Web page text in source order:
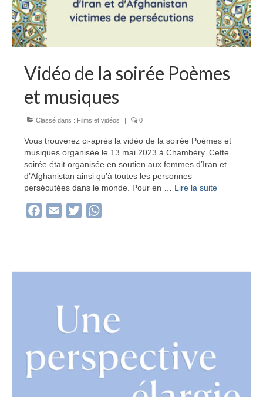
Vidéo de la soirée Poèmes
et musiques
Classé dans : Films et vidéos 0
Vous trouverez ci-après la vidéo de la soirée Poèmes et
musiques organisée le 13 mai 2023 à Chambéry. Cette
soirée était organisée en soutien aux femmes d’Iran et
d’Afghanistan ainsi qu’à toutes les personnes
persécutées dans le monde. Pour en … Lire la suite­­
Facebook
Email Twitter